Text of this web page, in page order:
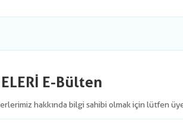
E-Bülten
hakkında bilgi sahibi olmak için lütfen